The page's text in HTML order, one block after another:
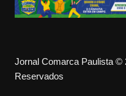
Jornal Comarca Paulista ©
Reservados